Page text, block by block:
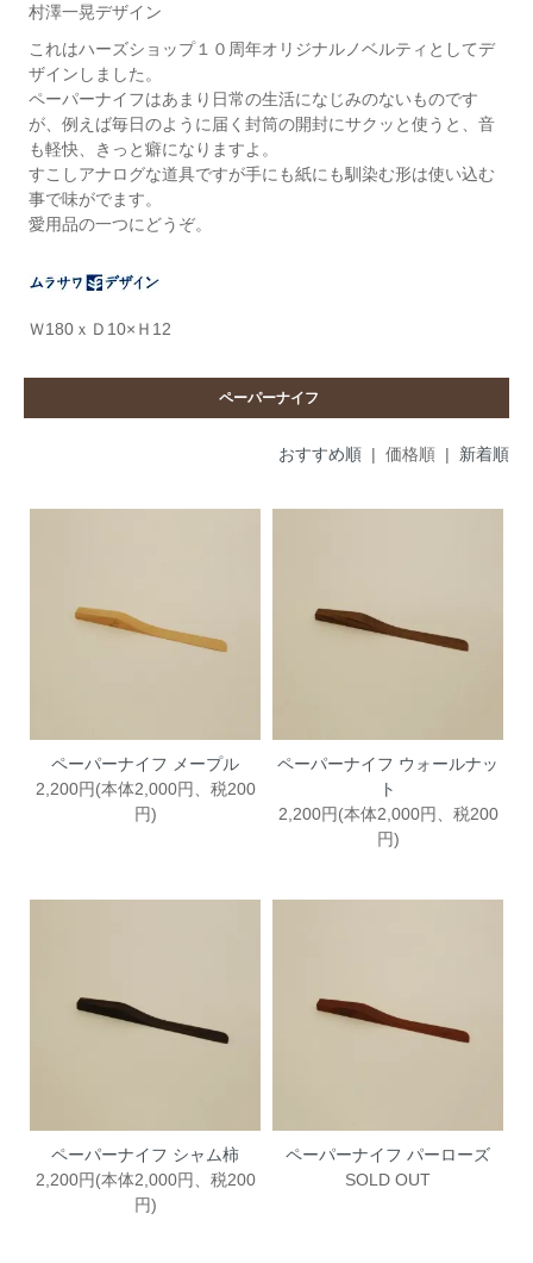
村澤一晃デザイン
これはハーズショップ１０周年オリジナルノベルティとしてデ
ザインしました。
ペーパーナイフはあまり日常の生活になじみのないものです
が、例えば毎日のように届く封筒の開封にサクッと使うと、音
も軽快、きっと癖になりますよ。
すこしアナログな道具ですが手にも紙にも馴染む形は使い込む
事で味がでます。
愛用品の一つにどうぞ。
Ｗ180ｘＤ10×Ｈ12
ペーパーナイフ
おすすめ順 | 価格順 | 新着順
ペーパーナイフ メープル
2,200円(本体2,000円、税200
円)
ペーパーナイフ ウォールナッ
ト
2,200円(本体2,000円、税200
円)
ペーパーナイフ シャム柿
2,200円(本体2,000円、税200
円)
ペーパーナイフ パーローズ
SOLD OUT